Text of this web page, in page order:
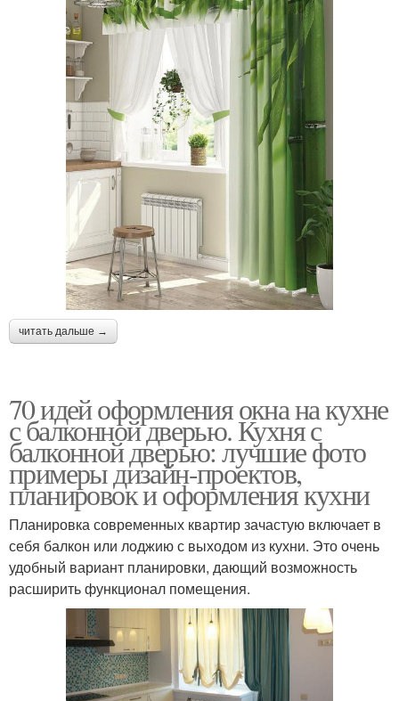
читать дальше →
70 идей оформления окна на кухне
с балконной дверью. Кухня с
балконной дверью: лучшие фото
примеры дизайн-проектов,
планировок и оформления кухни
Планировка современных квартир зачастую включает в
себя балкон или лоджию с выходом из кухни. Это очень
удобный вариант планировки, дающий возможность
расширить функционал помещения.